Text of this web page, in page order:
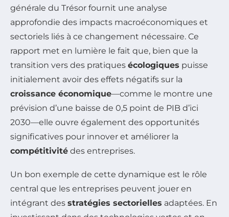
générale du Trésor fournit une analyse
approfondie des impacts macroéconomiques et
sectoriels liés à ce changement nécessaire. Ce
rapport met en lumière le fait que, bien que la
transition vers des pratiques écologiques puisse
initialement avoir des effets négatifs sur la
croissance économique—comme le montre une
prévision d’une baisse de 0,5 point de PIB d’ici
2030—elle ouvre également des opportunités
significatives pour innover et améliorer la
compétitivité des entreprises.
Un bon exemple de cette dynamique est le rôle
central que les entreprises peuvent jouer en
intégrant des stratégies sectorielles adaptées. En